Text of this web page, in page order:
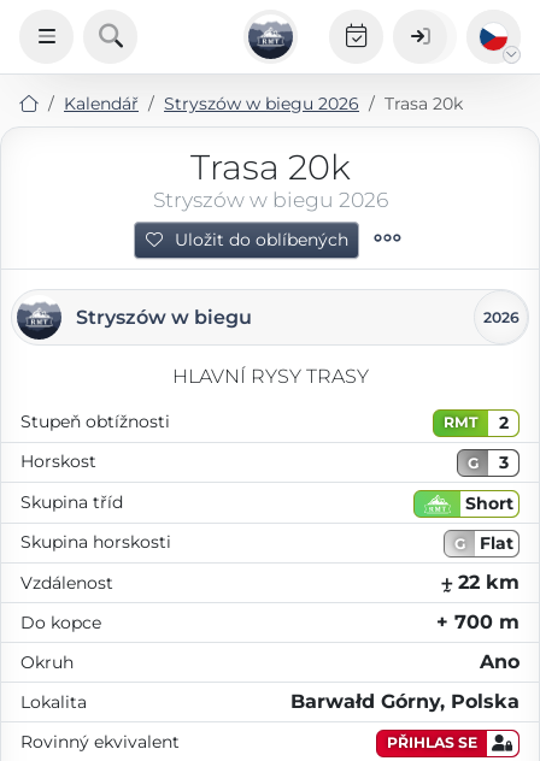
Kalendář Stryszów w biegu 2026 Trasa 20k
Trasa 20k
Stryszów w biegu 2026
Uložit do oblíbených
Stryszów w biegu 2026
HLAVNÍ RYSY TRASY
Stupeň obtížnosti RMT
2
Horskost
G
3
Skupina tříd
Short
Skupina horskosti
G
Flat
Vzdálenost
⨦ 22 km
Do kopce + 700 m
Okruh Ano
Lokalita Barwałd Górny, Polska
Rovinný ekvivalent PŘIHLAS SE